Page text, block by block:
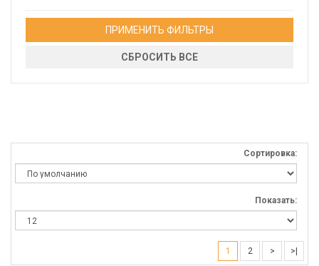
ПРИМЕНИТЬ ФИЛЬТРЫ
СБРОСИТЬ ВСЕ
Сортировка:
Показать:
1 2 > >|